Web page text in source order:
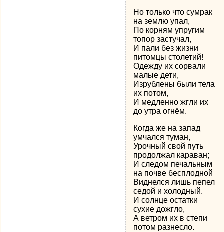
Но только что сумрак
на землю упал,
По корням упругим
топор застучал,
И пали без жизни
питомцы столетий!
Одежду их сорвали
малые дети,
Изрублены были тела
их потом,
И медленно жгли их
до утра огнём.
Когда же на запад
умчался туман,
Урочный свой путь
продолжал караван;
И следом печальным
на почве бесплодной
Виднелся лишь пепел
седой и холодный.
И солнце остатки
сухие дожгло,
А ветром их в степи
потом разнесло.